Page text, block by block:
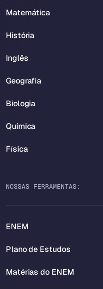
Matemática
História
Inglês
Geografia
Biologia
Química
Física
NOSSAS FERRAMENTAS:
ENEM
Plano de Estudos
Matérias do ENEM